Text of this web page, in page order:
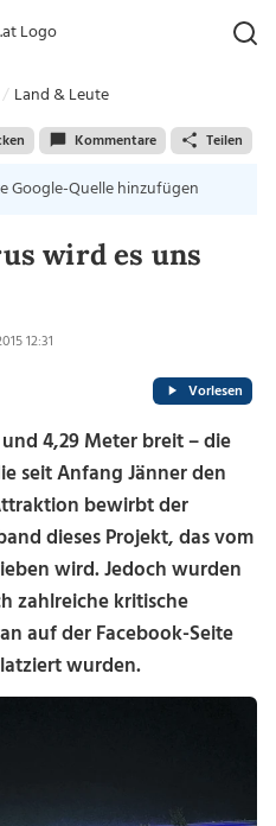
Land & Leute
Kommentare Teilen
Google-Quelle hinzufügen
wird es uns
12:31
Vorlesen
4,29 Meter breit – die
seit Anfang Jänner den
bewirbt der
dieses Projekt, das vom
wird. Jedoch wurden
zahlreiche kritische
auf der Facebook-Seite
wurden.